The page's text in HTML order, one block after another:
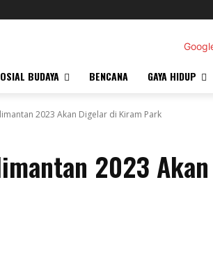
BUDAYA BENCANA GAYA HIDUP
2023 Akan Digelar di Kiram Park
2023 Akan